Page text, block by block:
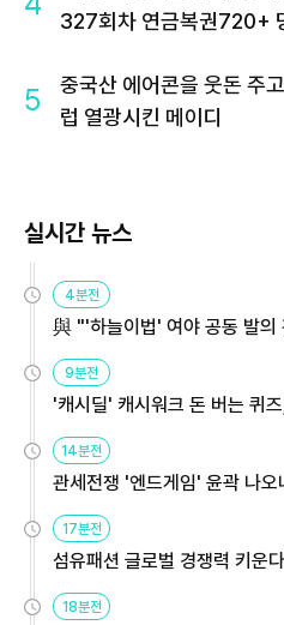
327회차 연금복권720+
5
중국산 에어콘을 웃돈 주
럽 열광시킨 메이디
실시간 뉴스
4분전
與 "'하늘이법' 여야 공동 발
9분전
'캐시딜' 캐시워크 돈 버는 퀴
14분전
관세전쟁 '엔드게임' 윤곽 나
용해야
17분전
섬유패션 글로벌 경쟁력 키운
원
18분전